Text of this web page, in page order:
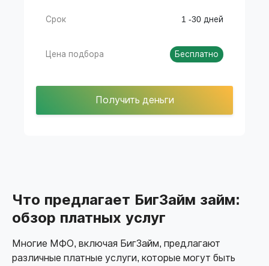
Срок 1 -30 дней
Цена подбора Бесплатно
Получить деньги
Что предлагает БигЗайм займ:
обзор платных услуг
Многие МФО, включая БигЗайм, предлагают
различные платные услуги, которые могут быть